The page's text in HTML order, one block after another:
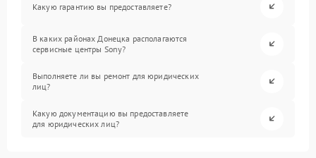
Какую гарантию вы предоставляете?
В каких районах Донецка располагаются
сервисные центры Sony?
Выполняете ли вы ремонт для юридических
лиц?
Какую документацию вы предоставляете
для юридических лиц?